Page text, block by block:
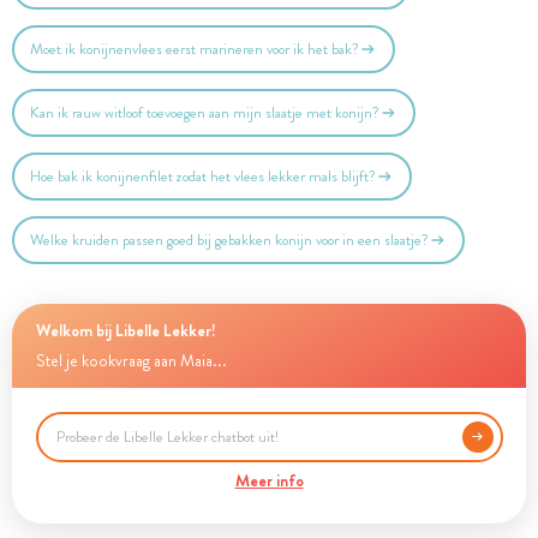
Moet ik konijnenvlees eerst marineren voor ik het bak?
Kan ik rauw witloof toevoegen aan mijn slaatje met konijn?
Hoe bak ik konijnenfilet zodat het vlees lekker mals blijft?
Welke kruiden passen goed bij gebakken konijn voor in een slaatje?
Welkom bij Libelle Lekker!
Stel je kookvraag aan Maia...
Meer info